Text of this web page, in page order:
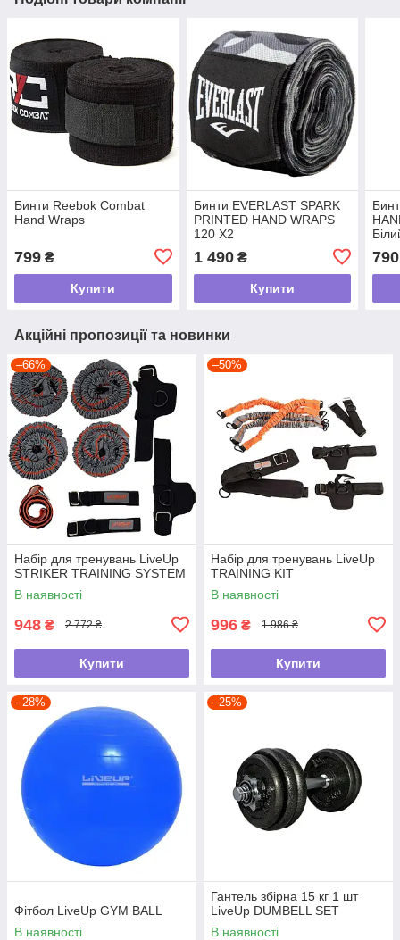
Бинти Reebok Combat
Hand Wraps
799 ₴
Купити
Бинти EVERLAST SPARK
PRINTED HAND WRAPS
120 X2
1 490₴
Купити
790
Акційні пропозиції та новинки
–66%
Набір для тренувань LiveUp
STRIKER TRAINING SYSTEM
В наявності
948 ₴ 2 772 ₴
Купити
–50%
Набір для тренувань LiveUp
TRAINING KIT
В наявності
996 ₴ 1 986 ₴
Купити
–28%
Фітбол LiveUp GYM BALL
В наявності
–25%
Гантель збірна 15 кг 1 шт
LiveUp DUMBELL SET
В наявності